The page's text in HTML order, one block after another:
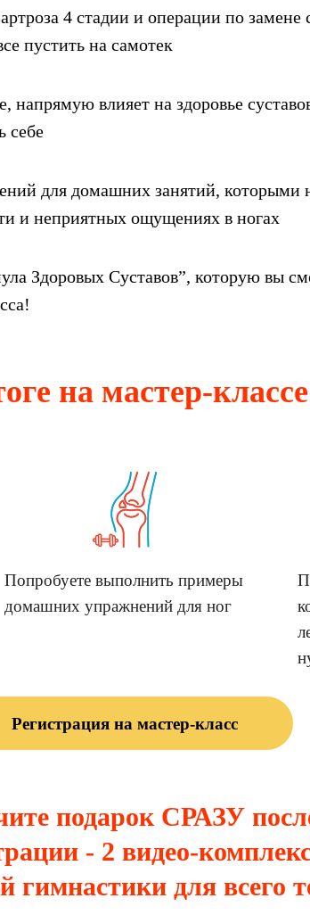
4 стадии и операции по замене
пустить на самотек
напрямую влияет на здоровье
себе
для домашних занятий, которыми
и неприятных ощущениях в ногах
Здоровых Суставов”, которую вы
на мастер-классе
Попробуете выполнить примеры
домашних упражнений для ног
Регистрация на мастер-класс
подарок СРАЗУ
- 2 видео-
гимнастики для всего